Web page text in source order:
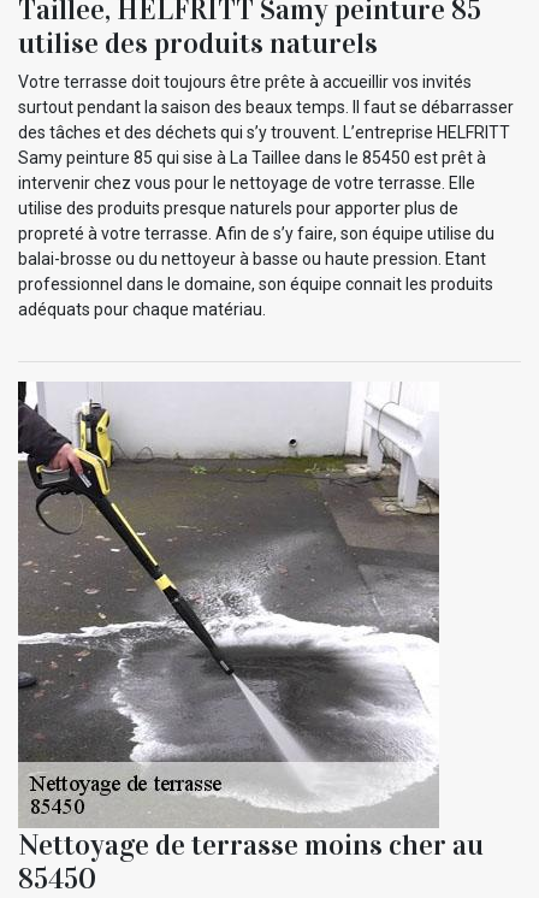
Taillee, HELFRITT Samy peinture 85
utilise des produits naturels
Votre terrasse doit toujours être prête à accueillir vos invités
surtout pendant la saison des beaux temps. Il faut se débarrasser
des tâches et des déchets qui s’y trouvent. L’entreprise HELFRITT
Samy peinture 85 qui sise à La Taillee dans le 85450 est prêt à
intervenir chez vous pour le nettoyage de votre terrasse. Elle
utilise des produits presque naturels pour apporter plus de
propreté à votre terrasse. Afin de s’y faire, son équipe utilise du
balai-brosse ou du nettoyeur à basse ou haute pression. Etant
professionnel dans le domaine, son équipe connait les produits
adéquats pour chaque matériau.
Nettoyage de terrasse moins cher au
85450